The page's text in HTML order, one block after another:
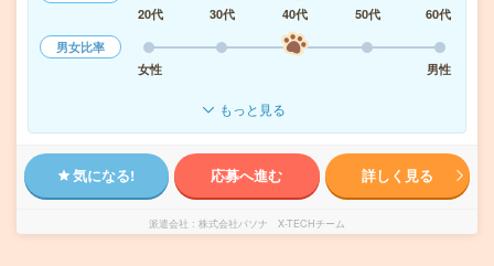
20代
30代 40代 50代
60代
男女比率
女性
男性
もっと見る
気になる! 応募へ進む 詳しく見る
派遣会社 株式会社パソナ X-TECHチーム